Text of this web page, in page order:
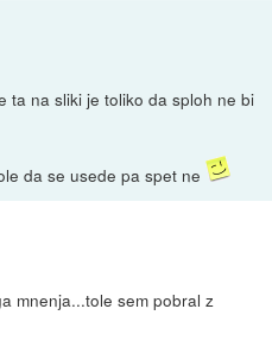
ta na sliki je toliko da sploh ne bi
da se usede pa spet ne
mnenja...tole sem pobral z